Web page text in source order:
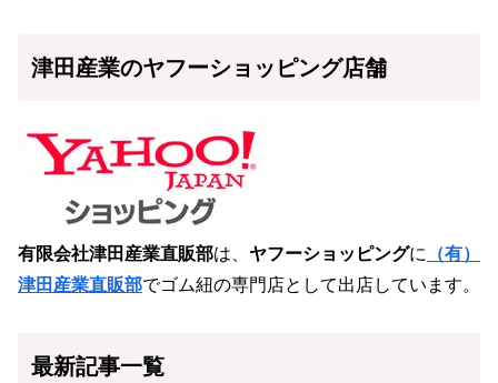
津田産業のヤフーショッピング店舗
有限会社津田産業直販部は、 ヤフーショッピングに
（有）
津田産業直販部でゴム紐の専門店として出店しています。
最新記事一覧